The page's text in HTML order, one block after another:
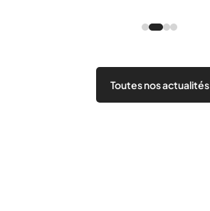
Toutes nos actualités